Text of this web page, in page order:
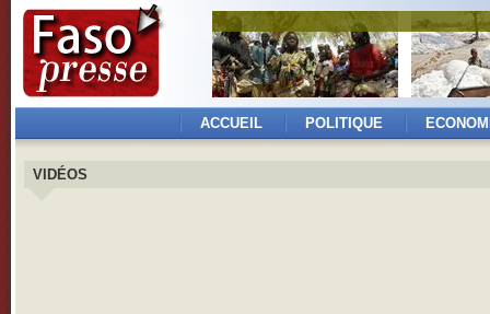
ACCUEIL POLITIQUE
VIDÉOS